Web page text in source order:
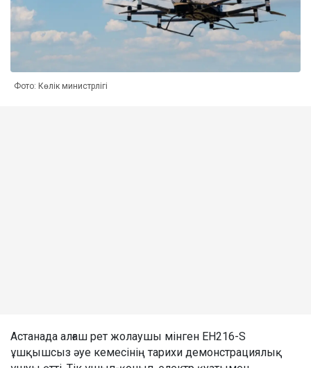
Фото: Көлік министрлігі
Астанада алғаш рет жолаушы мінген EH216-S
ұшқышсыз әуе кемесінің тарихи демонстрациялық